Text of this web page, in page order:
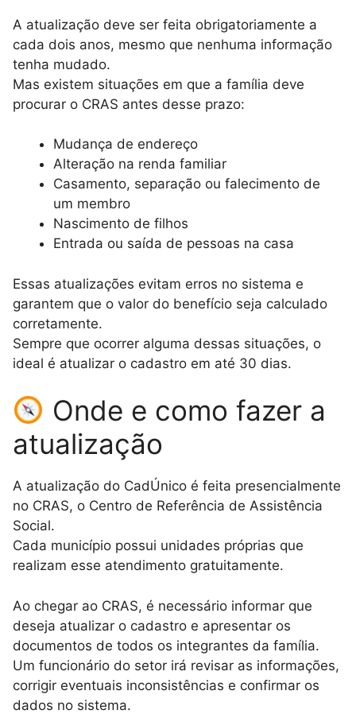
A atualização deve ser feita obrigatoriamente a
cada dois anos, mesmo que nenhuma informação
tenha mudado.
Mas existem situações em que a família deve
procurar o CRAS antes desse prazo:
Mudança de endereço
Alteração na renda familiar
Casamento, separação ou falecimento de
um membro
Nascimento de filhos
Entrada ou saída de pessoas na casa
Essas atualizações evitam erros no sistema e
garantem que o valor do benefício seja calculado
corretamente.
Sempre que ocorrer alguma dessas situações, o
ideal é atualizar o cadastro em até 30 dias.
Onde e como fazer a
atualização
A atualização do CadÚnico é feita presencialmente
no CRAS, o Centro de Referência de Assistência
Social.
Cada município possui unidades próprias que
realizam esse atendimento gratuitamente.
Ao chegar ao CRAS, é necessário informar que
deseja atualizar o cadastro e apresentar os
documentos de todos os integrantes da família.
Um funcionário do setor irá revisar as informações,
corrigir eventuais inconsistências e confirmar os
dados no sistema.